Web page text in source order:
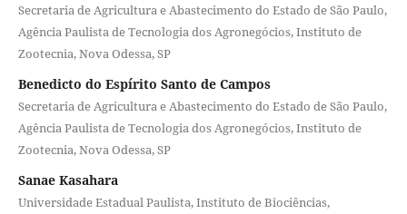
Secretaria de Agricultura e Abastecimento do Estado de São Paulo,
Agência Paulista de Tecnologia dos Agronegócios, Instituto de
Zootecnia, Nova Odessa, SP
Benedicto do Espírito Santo de Campos
Secretaria de Agricultura e Abastecimento do Estado de São Paulo,
Agência Paulista de Tecnologia dos Agronegócios, Instituto de
Zootecnia, Nova Odessa, SP
Sanae Kasahara
Universidade Estadual Paulista, Instituto de Biociências,